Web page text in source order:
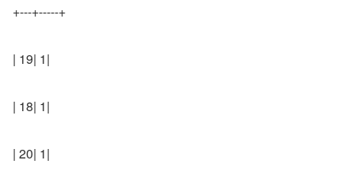
+---+-----+
| 19| 1|
| 18| 1|
| 20| 1|